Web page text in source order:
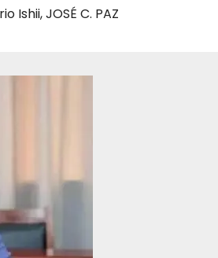
Ishii,JOSÉ C. PAZ